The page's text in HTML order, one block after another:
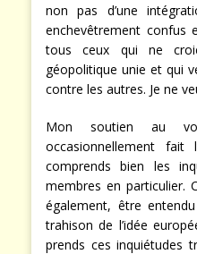
non pas d’une
enchevêtrement confus
tous ceux qui ne
géopolitique unie et qui
contre les autres. Je ne
Mon soutien au
occasionnellement
comprends bien les
membres en particulier.
également, être
trahison de l’idée
prends ces inquiétudes